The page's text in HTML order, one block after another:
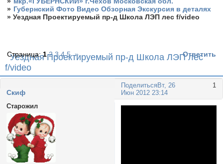
» Губернский Фото Видео Обзорная Экскурсия в деталях
»Уездная Проектируемый пр-д Школа ЛЭП лес f/video
Уездная Проектируемый пр-д Школа ЛЭП лес
f/video
Страница:1 2 3 4 5 » Ответить
Поделиться 1
Вт, 26
Июн 2012 23:14
Cкиф
Старожил